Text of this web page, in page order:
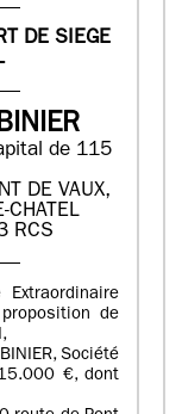
DE SIEGE
de 115
DE VAUX,
CHATEL
RCS
Extraordinaire
de
Société
€, dont